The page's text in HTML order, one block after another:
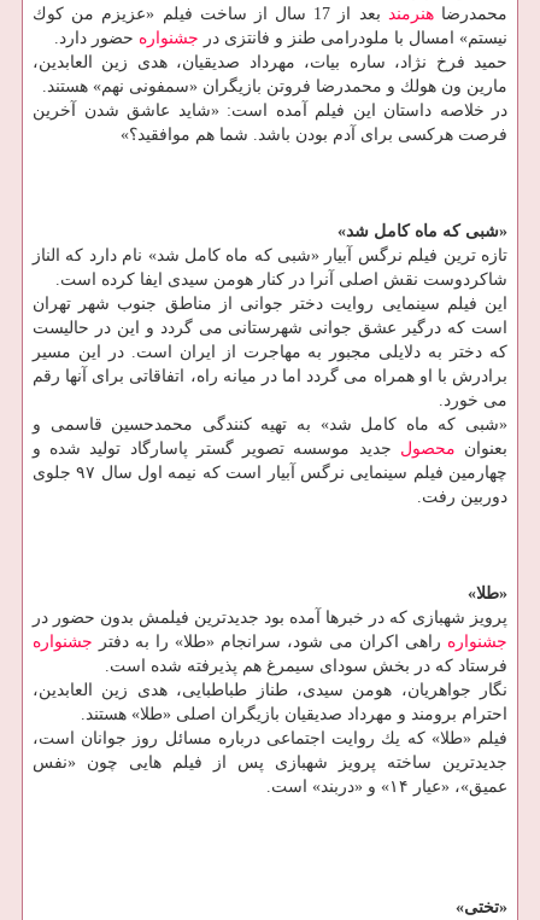
محمدرضاهنرمند
بعد از 17 سال از ساخت فیلم «عزیزم من كوك
نیستم» امسال با ملودرامی طنز و فانتزی در جشنواره حضور دارد.
حمید فرخ نژاد، ساره بیات، مهرداد صدیقیان، هدی زین العابدین،
مارین ون هولك و محمدرضا فروتن بازیگران «سمفونی نهم» هستند.
در خلاصه داستان این فیلم آمده است: «شاید عاشق شدن آخرین
فرصت هركسی برای آدم بودن باشد. شما هم موافقید؟»
«شبی كه ماه كامل شد»
تازه ترین فیلم نرگس آبیار «شبی كه ماه كامل شد» نام دارد كه الناز
شاكردوست نقش اصلی آنرا در كنار هومن سیدی ایفا كرده است.
این فیلم سینمایی روایت دختر جوانی از مناطق جنوب شهر تهران
است كه درگیر عشق جوانی شهرستانی می گردد و این در حالیست
كه دختر به دلایلی مجبور به مهاجرت از ایران است. در این مسیر
برادرش با او همراه می گردد اما در میانه راه، اتفاقاتی برای آنها رقم
می خورد.
«شبی كه ماه كامل شد» به تهیه كنندگی محمدحسین قاسمی و
بعنوان محصول جدید موسسه تصویر گستر پاسارگاد تولید شده و
چهارمین فیلم سینمایی نرگس آبیار است كه نیمه اول سال ۹۷ جلوی
دوربین رفت.
«طلا»
پرویز شهبازی كه در خبرها آمده بود جدیدترین فیلمش بدون حضور در
جشنواره راهی اكران می شود، سرانجام «طلا» را به دفتر جشنواره
فرستاد كه در بخش سودای سیمرغ هم پذیرفته شده است.
نگار جواهریان، هومن سیدی، طناز طباطبایی، هدی زین العابدین،
احترام برومند و مهرداد صدیقیان بازیگران اصلی «طلا» هستند.
فیلم «طلا» كه یك روایت اجتماعی درباره مسائل روز جوانان است،
جدیدترین ساخته پرویز شهبازی پس از فیلم هایی چون «نفس
عمیق»، «عیار ۱۴» و «دربند» است.
«تختی»